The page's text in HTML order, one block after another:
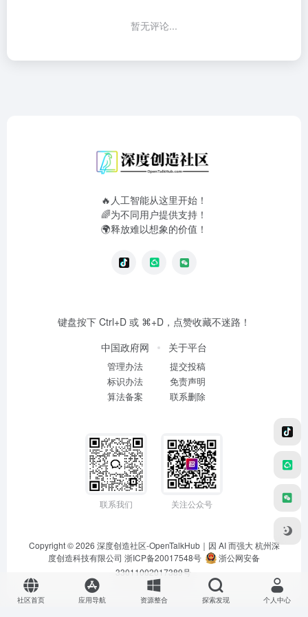
暂无评论...
🔥人工智能从这里开始！
🌈为不同用户提供支持！
🌍释放难以想象的价值！
键盘按下 Ctrl+D 或 ⌘+D，点赞收藏不迷路！
中国政府网
管理办法
标识办法
算法备案
关于平台
提交投稿
免责声明
联系删除
联系我们 关注公众号
Copyright © 2026 深度创造社区-OpenTalkHub｜因 AI 而强大 杭州深
度创造科技有限公司 浙ICP备20017548号
浙公网安备
33011002017389号
社区首页 应用导航 资源整合 探索发现 个人中心